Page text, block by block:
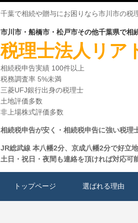
千葉で相続や贈与にお困りなら市川市の税
市川市・船橋市・松戸市その他千葉県で相
税理士法人リア
相続税申告実績 100件以上
税務調査率 5%未満
三菱UFJ銀行出身の税理士
土地評価多数
非上場株式評価多数
相続税申告が安く・相続税申告に強い税理
JR総武線 本八幡2分、京成八幡2分で好立地
土日・祝日・夜間も連絡を頂ければ対応可
トップページ 選ばれる理由